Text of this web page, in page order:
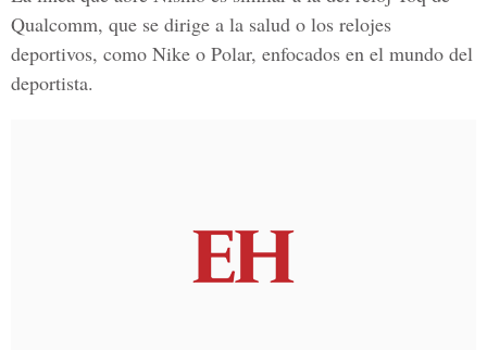
Qualcomm, que se dirige a la salud o los relojes
deportivos, como Nike o Polar, enfocados en el mundo del
deportista.